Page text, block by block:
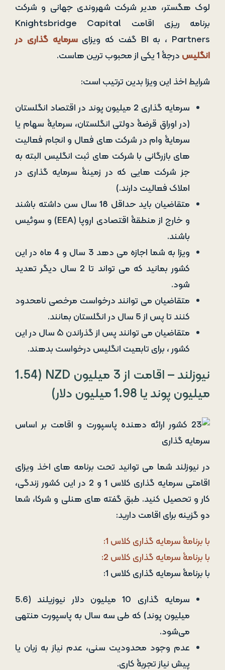
لوک هگستر، مدیر شرکت شهروندی جهانی و شرکت
برنامه ­ریزی اقامت Knightsbridge Capital
Partners ، به BI گفت که ویزای
سرمایه ­گذاری در
انگلیس درجۀ 1 یکی از محبوب ­ترین­ هاست.
شرایط اخذ این ویزا بدین ترتیب است:
سرمایه گذاری 2 میلیون پوند در اقتصاد انگلستان
(در اوراق قرضۀ دولتی انگلستان، سرمایۀ سهام یا
سرمایۀ وام در شرکت های فعال و انجام فعالیت
های بازرگانی با شرکت های ثبت انگلیس البته به
جز شرکت هایی که در زمینۀ سرمایه گذاری در
املاک فعالیت دارند.)
متقاضیان باید حداقل 18 سال سن داشته باشند
و خارج از منطقۀ اقتصادی اروپا (EEA) و سوئیس
باشند.
ویزا به شما اجازه می دهد 3 سال و 4 ماه در این
کشور بمانید که می تواند تا 2 سال دیگر تمدید
شود.
متقاضیان می توانند درخواست مرخصی نامحدود
کنند تا پس از 5 سال در انگلستان بمانند.
متقاضیان می توانند پس از گذراندن ۵ سال در این
کشور ، برای تابعیت انگلیس درخواست بدهند.
نیوزلند – اقامت از 3 میلیون NZD (1.54
میلیون پوند یا 1.98 میلیون دلار)
در نیوزلند شما می­ توانید تحت برنامه­ های اخذ ویزای
اقامتی سرمایه­ گذاری کلاس 1 و 2 در این کشور زندگی،
کار و تحصیل کنید. طبق گفته ­های هنلی و شرکا، شما
دو گزینه برای اقامت دارید:
با برنامۀ سرمایه گذاری کلاس 1:
با برنامۀ سرمایه گذاری کلاس 2:
با برنامۀ سرمایه گذاری کلاس 1:
سرمایه­ گذاری 10 میلیون دلار نیوزیلند (5.6
میلیون پوند) که طی سه سال به پاسپورت منتهی
می‌شود.
عدم وجود محدودیت سنی، عدم نیاز به زبان یا
پیش ­نیاز تجربۀ کاری.